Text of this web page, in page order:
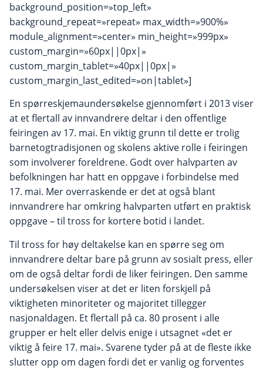
background_position=»top_left»
background_repeat=»repeat» max_width=»900%»
module_alignment=»center» min_height=»999px»
custom_margin=»60px||0px|»
custom_margin_tablet=»40px||0px|»
custom_margin_last_edited=»on|tablet»]
En spørreskjemaundersøkelse gjennomført i 2013 viser
at et flertall av innvandrere deltar i den offentlige
feiringen av 17. mai. En viktig grunn til dette er trolig
barnetogtradisjonen og skolens aktive rolle i feiringen
som involverer foreldrene. Godt over halvparten av
befolkningen har hatt en oppgave i forbindelse med
17. mai. Mer overraskende er det at også blant
innvandrere har omkring halvparten utført en praktisk
oppgave – til tross for kortere botid i landet.
Til tross for høy deltakelse kan en spørre seg om
innvandrere deltar bare på grunn av sosialt press, eller
om de også deltar fordi de liker feiringen. Den samme
undersøkelsen viser at det er liten forskjell på
viktigheten minoriteter og majoritet tillegger
nasjonaldagen. Et flertall på ca. 80 prosent i alle
grupper er helt eller delvis enige i utsagnet «det er
viktig å feire 17. mai». Svarene tyder på at de fleste ikke
slutter opp om dagen fordi det er vanlig og forventes